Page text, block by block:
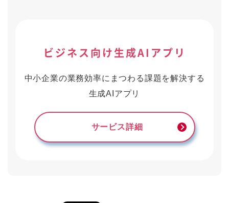
ビジネス向け生成AIアプリ
中小企業の業務効率にまつわる課題を解決する
生成AIアプリ
サービス詳細